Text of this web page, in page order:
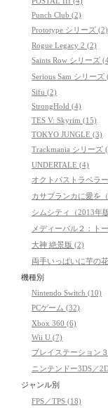
Punch Club (2)
Prototype シリーズ (2)
Rogue Legacy 2 (2)
Saints Row シリーズ
Serious Sam シリーズ
Sifu (2)
StrongHold (4)
TES V: Skyrim (15)
TOKYO JUNGLE (3)
Trackmania シリーズ
UNDERTALE (4)
オクトパストラベラ
カサブランカに愛を
シムシティ（2013年
メディーバル２：ト
大神 絶景版 (2)
両手いっぱいに芋の
機種別
Nintendo Switch (10)
PCゲーム (32)
Xbox 360 (6)
Wii U (7)
プレイステーション
ニンテンドー3DS／
ジャンル別
FPS／TPS (18)